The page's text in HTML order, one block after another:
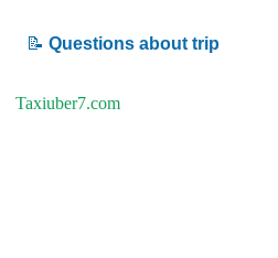
📝 Questions about trip
Taxiuber7.com